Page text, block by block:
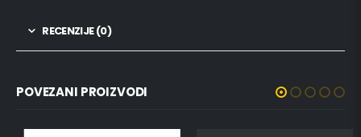
RECENZIJE (0)
POVEZANI PROIZVODI